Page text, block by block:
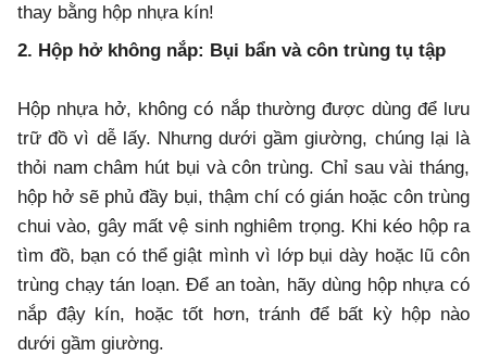
thay bằng hộp nhựa kín!
2. Hộp hở không nắp: Bụi bẩn và côn trùng tụ tập
Hộp nhựa hở, không có nắp thường được dùng để lưu
trữ đồ vì dễ lấy. Nhưng dưới gầm giường, chúng lại là
thỏi nam châm hút bụi và côn trùng. Chỉ sau vài tháng,
hộp hở sẽ phủ đầy bụi, thậm chí có gián hoặc côn trùng
chui vào, gây mất vệ sinh nghiêm trọng. Khi kéo hộp ra
tìm đồ, bạn có thể giật mình vì lớp bụi dày hoặc lũ côn
trùng chạy tán loạn. Để an toàn, hãy dùng hộp nhựa có
nắp đậy kín, hoặc tốt hơn, tránh để bất kỳ hộp nào
dưới gầm giường.